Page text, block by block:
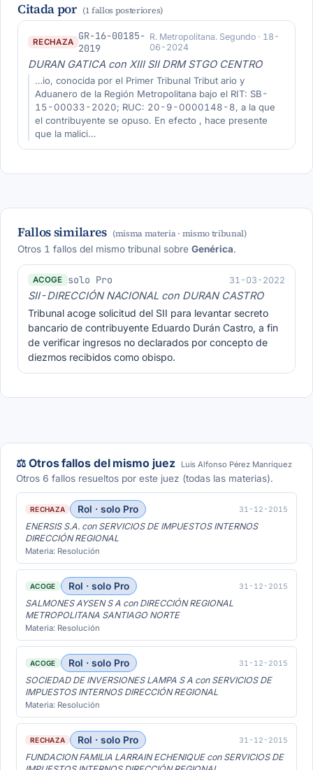
Citada por (1 fallos posteriores)
RECHAZA GR-16-00185-
2019
R. Metropolitana. Segundo · 18-
06-2024
DURAN GATICA con XIII SII DRM STGO CENTRO
…io, conocida por el Primer Tribunal Tribut ario y
Aduanero de la Región Metropolitana bajo el RIT: SB-
15-00033-2020; RUC: 20-9-0000148-8, a la que
el contribuyente se opuso. En efecto , hace presente
que la malici…
Fallos similares (misma materia · mismo tribunal)
Otros 1 fallos del mismo tribunal sobre Genérica.
ACOGE solo Pro 31-03-2022
SII-DIRECCIÓN NACIONAL con DURAN CASTRO
Tribunal acoge solicitud del SII para levantar secreto
bancario de contribuyente Eduardo Durán Castro, a fin
de verificar ingresos no declarados por concepto de
diezmos recibidos como obispo.
⚖️ Otros fallos del mismo juez Luis Alfonso Pérez Manríquez
Otros 6 fallos resueltos por este juez (todas las materias).
RECHAZA Rol · solo Pro 31-12-2015
ENERSIS S.A. con SERVICIOS DE IMPUESTOS INTERNOS
DIRECCIÓN REGIONAL
Materia: Resolución
ACOGE Rol · solo Pro 31-12-2015
SALMONES AYSEN S A con DIRECCIÓN REGIONAL
METROPOLITANA SANTIAGO NORTE
Materia: Resolución
ACOGE Rol · solo Pro 31-12-2015
SOCIEDAD DE INVERSIONES LAMPA S A con SERVICIOS DE
IMPUESTOS INTERNOS DIRECCIÓN REGIONAL
Materia: Resolución
RECHAZA Rol · solo Pro 31-12-2015
FUNDACION FAMILIA LARRAIN ECHENIQUE con SERVICIOS DE